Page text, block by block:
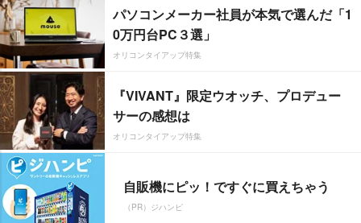
パソコンメーカー社員が本気で選んだ「1
0万円台PC３選」
オリコンタイアップ特集
『VIVANT』限定ウオッチ、プロデュー
サーの感想は
オリコンタイアップ特集
自販機にピッ！ですぐに買えちゃう
（PR）ジハンピ